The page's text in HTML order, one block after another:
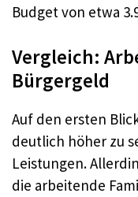
Budget von etwa
Vergleich:
Bürgergeld
Auf den ersten
deutlich höher zu
Leistungen.
die arbeitende